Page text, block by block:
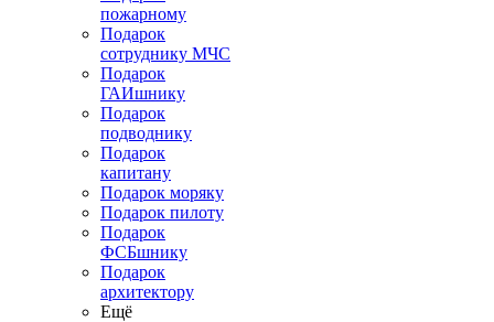
пожарному
Подарок
сотруднику МЧС
Подарок
ГАИшнику
Подарок
подводнику
Подарок
капитану
Подарок моряку
Подарок пилоту
Подарок
ФСБшнику
Подарок
архитектору
Ещё